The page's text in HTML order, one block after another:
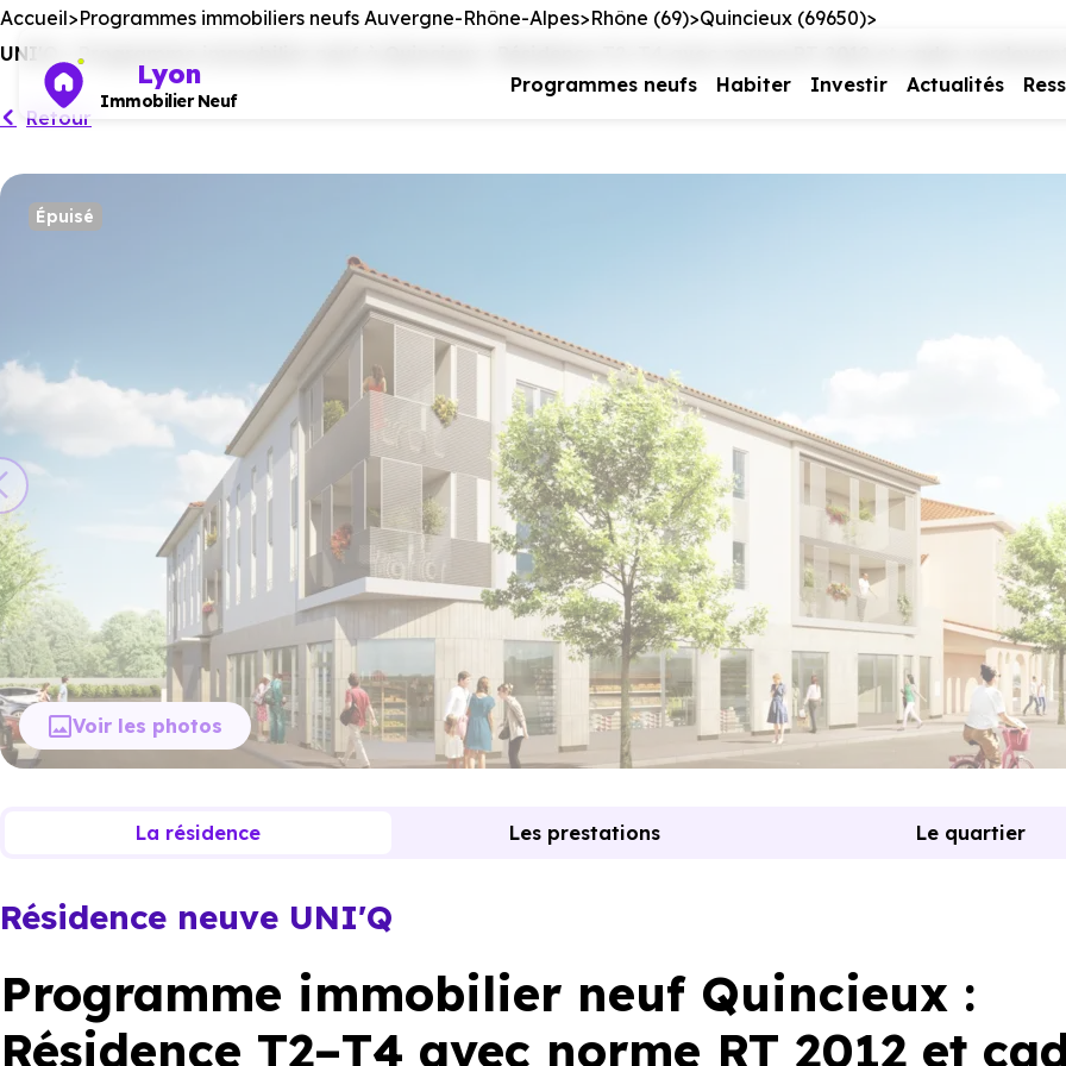
Lyon
Immobilier Neuf
Programmes neufs Habiter Investir Actualités
Accueil Programmes immobiliers neufs Auvergne-Rhône-Alpes Rhône (69) Quincieux (69650)
UNI'Q - Programme immobilier neuf à Quincieux : Résidence T2–T4 avec norme RT 2012 et cadre
Retour
Épuisé
Voir les photos
Résidence neuve UNI'Q
Programme immobilier neuf Quincieux :
Résidence T2–T4 avec norme RT 2012 et
La résidence Les prestations Le quartier